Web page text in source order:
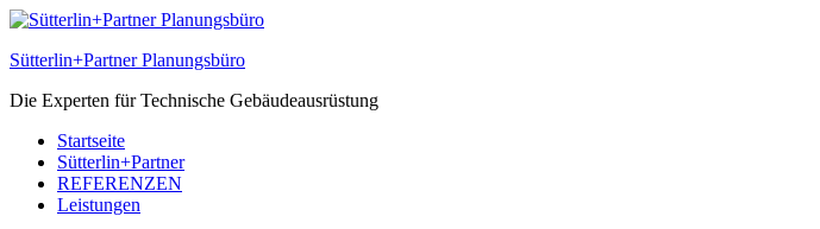
Sütterlin+Partner Planungsbüro
Die Experten für Technische Gebäudeausrüstung
Primary
Menu
Startseite
Sütterlin+Partner
REFERENZEN
Leistungen